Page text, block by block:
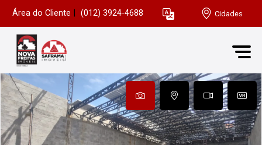
Área do Cliente (012) 3924-4688 Cidades